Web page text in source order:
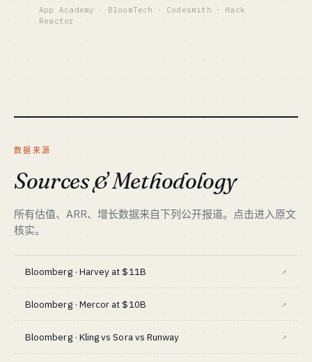
最适合 · BEST FIT
行业老炮 (10+ 年) + 资本侧
GTM · SALES MOTION
外呼销售 + 合规审计渠道
App Academy · BloomTech · Codesmith ·
Hack
Reactor
资金底线 · CAPITAL
标杆 · BENCHMARK
BloomTech / App Academy · 行业整体下行
教育行业老炮 + 资本侧 · 监管风险高
数据来源
Sources & Methodology
所有估值、ARR、增长数据来自下列公开报道。点击进入原文
核实。
Bloomberg · Harvey at $11B ↗
Bloomberg · Mercor at $10B ↗
Bloomberg · Kling vs Sora vs Runway ↗